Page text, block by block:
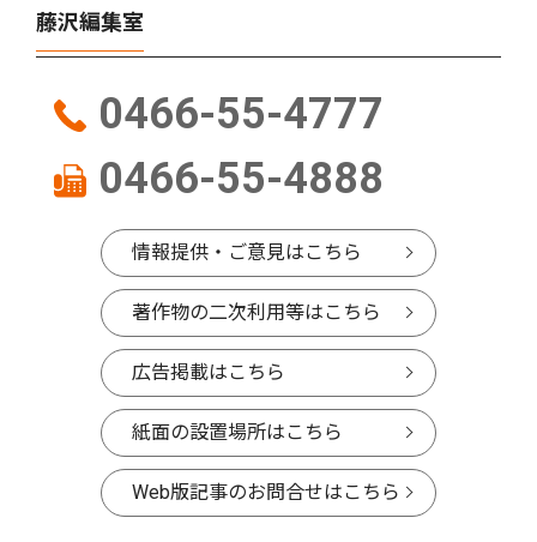
藤沢編集室
0466-55-4777
0466-55-4888
情報提供・ご意見はこちら
著作物の二次利用等はこちら
広告掲載はこちら
紙面の設置場所はこちら
Web版記事のお問合せはこちら